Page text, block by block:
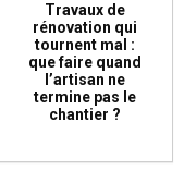
Travaux de
rénovation qui
tournent mal :
que faire quand
l’artisan ne
termine pas le
chantier ?